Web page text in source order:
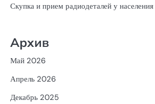
Скупка и прием радиодеталей у населения
Архив
Май 2026
Апрель 2026
Декабрь 2025